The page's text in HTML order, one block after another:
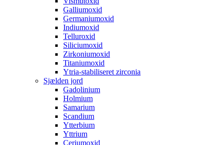
Galliumoxid
Germaniumoxid
Indiumoxid
Telluroxid
Siliciumoxid
Zirkoniumoxid
Titaniumoxid
Ytria-stabiliseret zirconia
Sjælden jord
Gadolinium
Holmium
Samarium
Scandium
Ytterbium
Yttrium
Ceriumoxid